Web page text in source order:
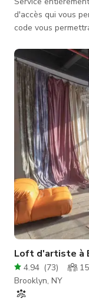
d'accès qui vous
code vous
fonctionnera que
programmées. Après la réservation, vous recevrez également
2 vidéos
trouver l'espace
espace est situé à
Loft d'artiste à
4.94 (73) 15
Brooklyn, NY